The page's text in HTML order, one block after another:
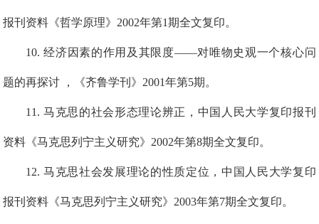
报刊资料《哲学原理》2002年第1期全文复印。
10. 经济因素的作用及其限度——对唯物史观一个核心问
题的再探讨 ，《齐鲁学刊》2001年第5期。
1 1 .马克思的社会形态理论辨正，中国人民大学复印报刊
资料《马克思列宁主义研究》2002年第8期全文复印。
1 2. 马克思社会发展理论的性质定位，中国人民大学复印
报刊资料《马克思列宁主义研究》2003年第7期全文复印。